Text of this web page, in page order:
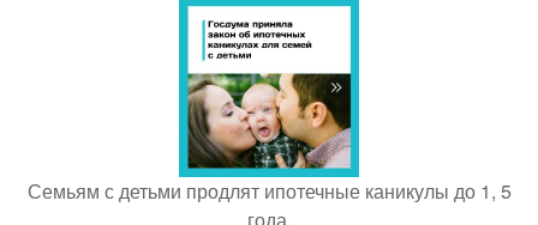
Семьям с детьми продлят ипотечные каникулы до 1, 5